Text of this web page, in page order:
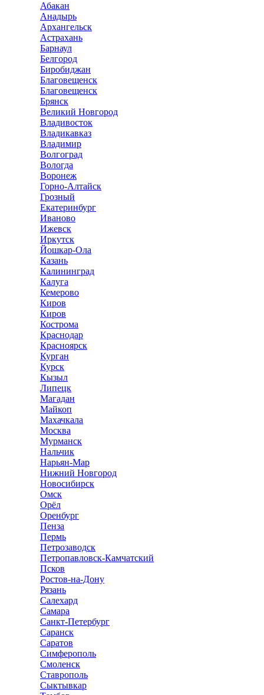
Абакан
Анадырь
Архангельск
Астрахань
Барнаул
Белгород
Биробиджан
Благовещенск
Благовещенск
Брянск
Великий Новгород
Владивосток
Владикавказ
Владимир
Волгоград
Вологда
Воронеж
Горно-Алтайск
Грозный
Екатеринбург
Иваново
Ижевск
Иркутск
Йошкар-Ола
Казань
Калининград
Калуга
Кемерово
Киров
Киров
Кострома
Краснодар
Красноярск
Курган
Курск
Кызыл
Липецк
Магадан
Майкоп
Махачкала
Москва
Мурманск
Нальчик
Нарьян-Мар
Нижний Новгород
Новосибирск
Омск
Орёл
Оренбург
Пенза
Пермь
Петрозаводск
Петропавловск-Камчатский
Псков
Ростов-на-Дону
Рязань
Салехард
Самара
Санкт-Петербург
Саранск
Саратов
Симферополь
Смоленск
Ставрополь
Сыктывкар